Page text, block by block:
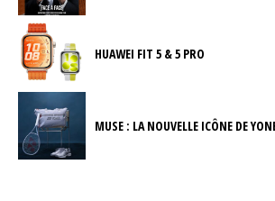
HUAWEI FIT 5 & 5 PRO
MUSE : LA NOUVELLE ICÔNE DE